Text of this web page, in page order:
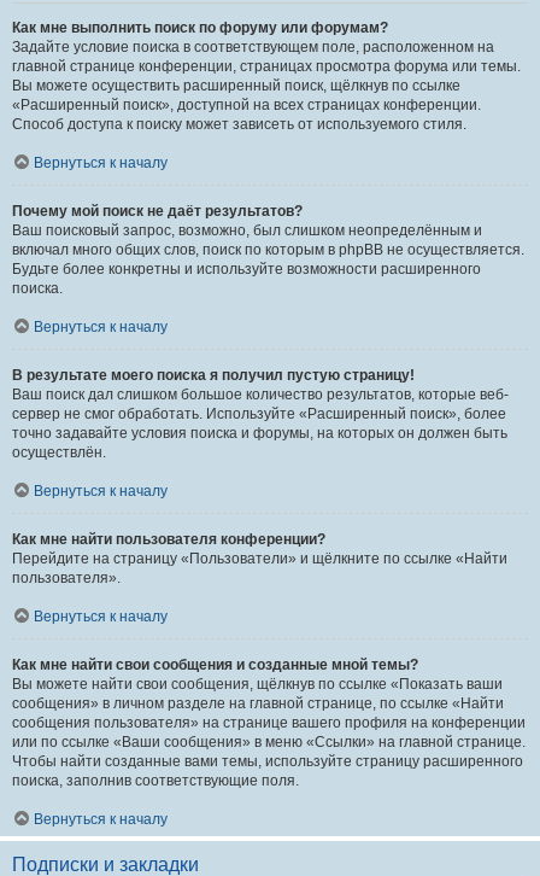
Как мне выполнить поиск по форуму или форумам?
Задайте условие поиска в соответствующем поле, расположенном на
главной странице конференции, страницах просмотра форума или темы.
Вы можете осуществить расширенный поиск, щёлкнув по ссылке
«Расширенный поиск», доступной на всех страницах конференции.
Способ доступа к поиску может зависеть от используемого стиля.
Вернуться к началу
Почему мой поиск не даёт результатов?
Ваш поисковый запрос, возможно, был слишком неопределённым и
включал много общих слов, поиск по которым в phpBB не осуществляется.
Будьте более конкретны и используйте возможности расширенного
поиска.
Вернуться к началу
В результате моего поиска я получил пустую страницу!
Ваш поиск дал слишком большое количество результатов, которые веб-
сервер не смог обработать. Используйте «Расширенный поиск», более
точно задавайте условия поиска и форумы, на которых он должен быть
осуществлён.
Вернуться к началу
Как мне найти пользователя конференции?
Перейдите на страницу «Пользователи» и щёлкните по ссылке «Найти
пользователя».
Вернуться к началу
Как мне найти свои сообщения и созданные мной темы?
Вы можете найти свои сообщения, щёлкнув по ссылке «Показать ваши
сообщения» в личном разделе на главной странице, по ссылке «Найти
сообщения пользователя» на странице вашего профиля на конференции
или по ссылке «Ваши сообщения» в меню «Ссылки» на главной странице.
Чтобы найти созданные вами темы, используйте страницу расширенного
поиска, заполнив соответствующие поля.
Вернуться к началу
Подписки и закладки